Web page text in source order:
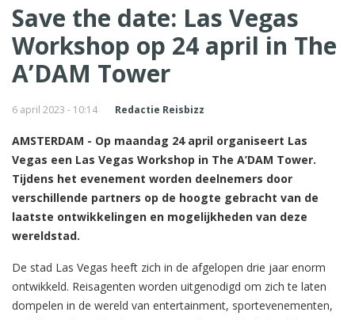
Save the date: Las Vegas
Workshop op 24 april in The
A’DAM Tower
6 april 2023 - 10:14 Redactie Reisbizz
AMSTERDAM - Op maandag 24 april organiseert Las
Vegas een Las Vegas Workshop in The A’DAM Tower.
Tijdens het evenement worden deelnemers door
verschillende partners op de hoogte gebracht van de
laatste ontwikkelingen en mogelijkheden van deze
wereldstad.
De stad Las Vegas heeft zich in de afgelopen drie jaar enorm
ontwikkeld. Reisagenten worden uitgenodigd om zich te laten
dompelen in de wereld van entertainment, sportevenementen,